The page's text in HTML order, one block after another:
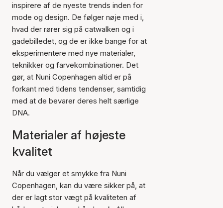
inspirere af de nyeste trends inden for
mode og design. De følger nøje med i,
hvad der rører sig på catwalken og i
gadebilledet, og de er ikke bange for at
eksperimentere med nye materialer,
teknikker og farvekombinationer. Det
gør, at Nuni Copenhagen altid er på
forkant med tidens tendenser, samtidig
med at de bevarer deres helt særlige
DNA.
Materialer af højeste
kvalitet
Når du vælger et smykke fra Nuni
Copenhagen, kan du være sikker på, at
der er lagt stor vægt på kvaliteten af